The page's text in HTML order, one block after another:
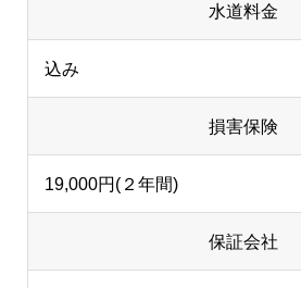
水道料金
込み
損害保険
19,000円(２年間)
保証会社